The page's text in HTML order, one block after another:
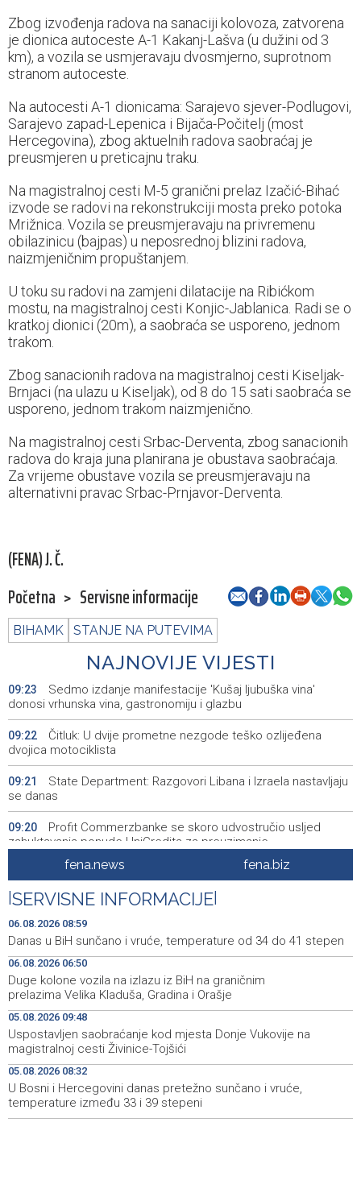
Zbog izvođenja radova na sanaciji kolovoza, zatvorena
je dionica autoceste A-1 Kakanj-Lašva (u dužini od 3
km), a vozila se usmjeravaju dvosmjerno, suprotnom
stranom autoceste.
Na autocesti A-1 dionicama: Sarajevo sjever-Podlugovi,
Sarajevo zapad-Lepenica i Bijača-Počitelj (most
Hercegovina), zbog aktuelnih radova saobraćaj je
preusmjeren u preticajnu traku.
Na magistralnoj cesti M-5 granični prelaz Izačić-Bihać
izvode se radovi na rekonstrukciji mosta preko potoka
Mrižnica. Vozila se preusmjeravaju na privremenu
obilazinicu (bajpas) u neposrednoj blizini radova,
naizmjeničnim propuštanjem.
U toku su radovi na zamjeni dilatacije na Ribićkom
mostu, na magistralnoj cesti Konjic-Jablanica. Radi se o
kratkoj dionici (20m), a saobraća se usporeno, jednom
trakom.
Zbog sanacionih radova na magistralnoj cesti Kiseljak-
Brnjaci (na ulazu u Kiseljak), od 8 do 15 sati saobraća se
usporeno, jednom trakom naizmjenično.
Na magistralnoj cesti Srbac-Derventa, zbog sanacionih
radova do kraja juna planirana je obustava saobraćaja.
Za vrijeme obustave vozila se preusmjeravaju na
alternativni pravac Srbac-Prnjavor-Derventa.
(FENA) J. Č.
Početna > Servisne informacije
BIHAMK STANJE NA PUTEVIMA
NAJNOVIJE VIJESTI
09:23
Sedmo izdanje manifestacije 'Kušaj ljubuška vina'
donosi vrhunska vina, gastronomiju i glazbu
09:22
Čitluk: U dvije prometne nezgode teško ozlijeđena
dvojica motociklista
09:21
State Department: Razgovori Libana i Izraela nastavljaju
se danas
09:20
Profit Commerzbanke se skoro udvostručio usljed
zahuktavanja ponude UniCredita za preuzimanje
EUFOR izveo vježbu nedaleko od Foče, uoči vježbe 'Brzi
odgovor 2026'
09:10
Kantonalni ured Zenica jedini prikupio više poreza nego
prošle godine
09:09 Travnik: Noć robotike privukla veliki broj građana (VIDEO)
09:06
Više požara zabilježeno u HNŽ-u, vatrogasci i dalje na
terenu kod Konjica
08:59
Danas u BiH sunčano i vruće, temperature od 34 do 41
stepen
08:58
POLITICO: Zašto ljudi žele posao u Evropskoj komisiji — i
zašto toliko mnogo njih završi nesretno?
fena.news fena.biz
SERVISNE INFORMACIJE
06.08.2026 08:59
Danas u BiH sunčano i vruće, temperature od 34 do 41 stepen
06.08.2026 06:50
Duge kolone vozila na izlazu iz BiH na graničnim
prelazima Velika Kladuša, Gradina i Orašje
05.08.2026 09:48
Uspostavljen saobraćanje kod mjesta Donje Vukovije na
magistralnoj cesti Živinice-Tojšići
05.08.2026 08:32
U Bosni i Hercegovini danas pretežno sunčano i vruće,
temperature između 33 i 39 stepeni